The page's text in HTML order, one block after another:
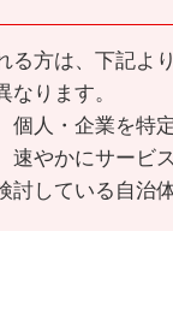
方は、下記よ
ります。
個人・企業を特
やかにサービ
討している自治